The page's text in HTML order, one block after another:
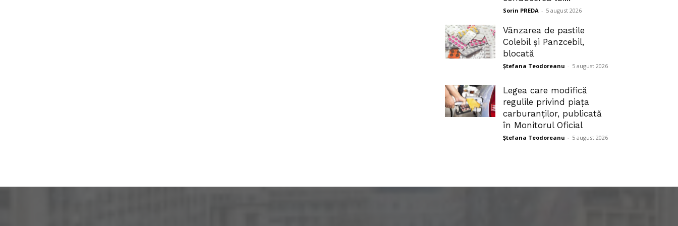
Sorin PREDA - 5 august 2026
Vânzarea de pastile
Colebil și Panzcebil,
blocată
Ștefana Teodoreanu - 5 august 2026
Legea care modifică
regulile privind piața
carburanților, publicată
în Monitorul Oficial
Ștefana Teodoreanu - 5 august 2026